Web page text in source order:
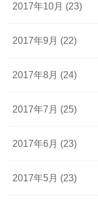
2017年10月 (23)
2017年9月 (22)
2017年8月 (24)
2017年7月 (25)
2017年6月 (23)
2017年5月 (23)